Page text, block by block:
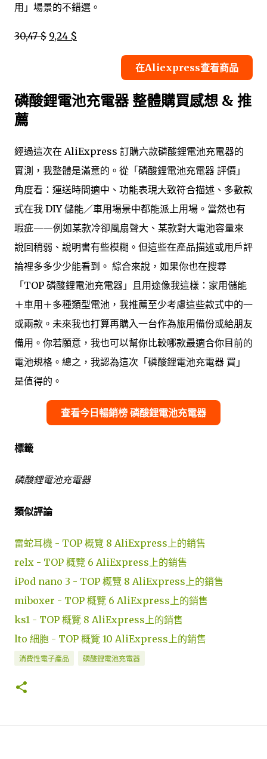
用」場景的不錯選。
30,47 $ 9,24 $
在Aliexpress查看商品
磷酸鋰電池充電器 整體購買感想 & 推
薦
經過這次在 AliExpress 訂購六款磷酸鋰電池充電器的
實測，我整體是滿意的。從「磷酸鋰電池充電器 評價」
角度看：運送時間適中、功能表現大致符合描述、多數款
式在我 DIY 儲能／車用場景中都能派上用場。當然也有
瑕疵——例如某款冷卻風扇聲大、某款對大電池容量來
說回稍弱、說明書有些模糊。但這些在產品描述或用戶評
論裡多多少少能看到。 綜合來說，如果你也在搜尋
「TOP 磷酸鋰電池充電器」且用途像我這樣：家用儲能
＋車用＋多種類型電池，我推薦至少考慮這些款式中的一
或兩款。未來我也打算再購入一台作為旅用備份或給朋友
備用。你若願意，我也可以幫你比較哪款最適合你目前的
電池規格。總之，我認為這次「磷酸鋰電池充電器 買」
是值得的。
查看今日暢銷榜 磷酸鋰電池充電器
標籤
磷酸鋰電池充電器
類似評論
雷蛇耳機 - TOP 概覽 8 AliExpress上的銷售
relx - TOP 概覽 6 AliExpress上的銷售
iPod nano 3 - TOP 概覽 8 AliExpress上的銷售
miboxer - TOP 概覽 6 AliExpress上的銷售
ks1 - TOP 概覽 8 AliExpress上的銷售
lto 細胞 - TOP 概覽 10 AliExpress上的銷售
消費性電子產品 磷酸鋰電池充電器